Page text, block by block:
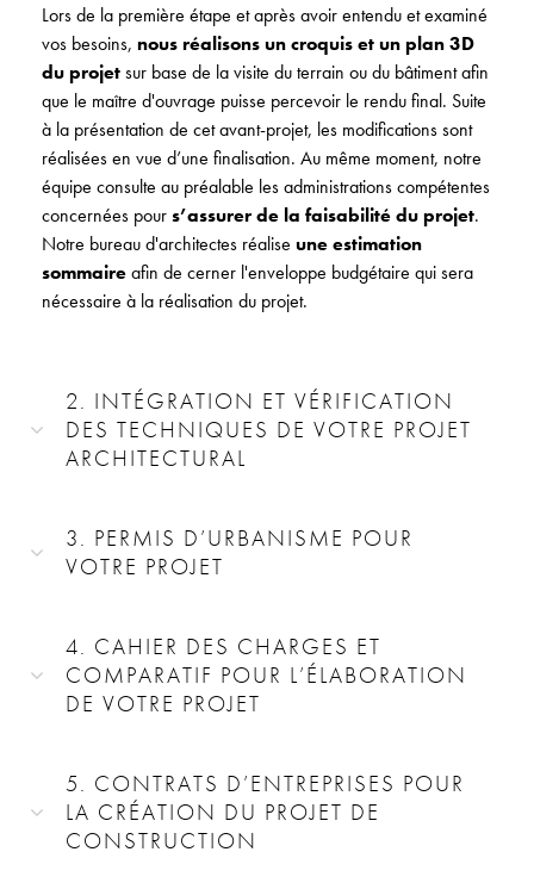
Lors de la première étape et après avoir entendu et examiné
vos besoins, nous réalisons un croquis et un plan 3D
du projetsur base de la visite du terrain ou du bâtiment afin
que le maître d'ouvrage puisse percevoir le rendu final. Suite
à la présentation de cet avant-projet, les modifications sont
réalisées en vue d’une finalisation. Au même moment, notre
équipe consulte au préalable les administrations compétentes
concernées pours’assurer de la faisabilité du projet.
Notre bureau d'architectes réalise une estimation
sommaireafin de cerner l'enveloppe budgétaire qui sera
nécessaire à la réalisation du projet.
2. INTÉGRATION ET VÉRIFICATION
DES TECHNIQUES DE VOTRE PROJET
ARCHITECTURAL
3. PERMIS D’URBANISME POUR
VOTRE PROJET
4. CAHIER DES CHARGES ET
COMPARATIF POUR L’ÉLABORATION
DE VOTRE PROJET
5. CONTRATS D’ENTREPRISES POUR
LA CRÉATION DU PROJET DE
CONSTRUCTION